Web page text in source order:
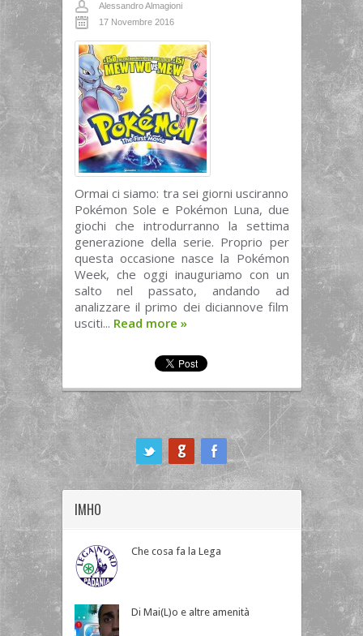
Alessandro Almagioni
17 Novembre 2016
Ormai ci siamo: tra sei giorni usciranno
Pokémon Sole e Pokémon Luna, due
giochi che introdurranno la settima
generazione della serie. Proprio per
questa occasione nasce la Pokémon
Week, che oggi inauguriamo con un
salto nel passato, andando ad
analizzare il primo dei diciannove film
usciti... Read more »
IMHO
Che cosa fa la Lega
Di Mai(L)o e altre amenità